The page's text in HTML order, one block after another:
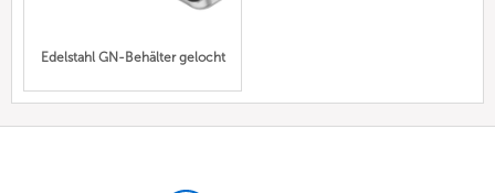
Edelstahl GN-Behälter gelocht